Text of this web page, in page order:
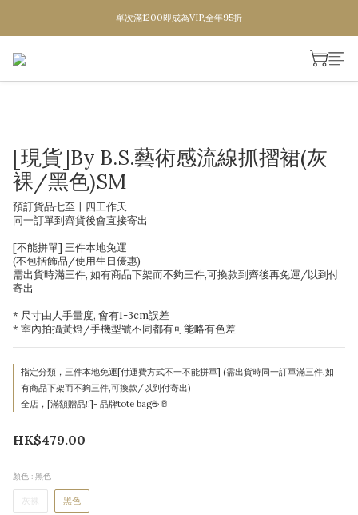
全店三件本地免運送到家
單次滿1200即成為VIP,全年95折
[現貨]By B.S.藝術感流線抓摺裙(灰
裸/黑色)SM
預訂貨品七至十四工作天
同一訂單到齊貨後會直接寄出
[不能拼單] 三件本地免運
(不包括飾品/使用生日優惠)
需出貨時滿三件, 如有商品下架而不夠三件,可換款到齊後再免運/以到付
寄出
* 尺寸由人手量度, 會有1-3cm誤差
* 室內拍攝黃燈/手機型號不同都有可能略有色差
指定分類，三件本地免運[付運費方式不一不能拼單] (需出貨時同一訂單滿三件,如
有商品下架而不夠三件,可換款/以到付寄出)
全店，[滿額贈品!!]- 品牌tote bag☕🥛
HK$479.00
顏色 : 黑色
灰裸 黑色